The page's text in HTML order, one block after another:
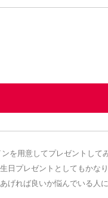
を用意してプレゼントして
日プレゼントとしてもかな
げれば良いか悩んでいる人